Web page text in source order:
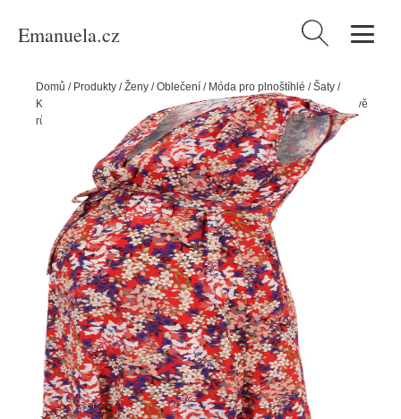
Emanuela.cz Vyhledávání
Domů / Produkty /Ženy /Oblečení / Móda pro plnoštíhlé /Šaty /
Košilové šaty
Šaty 'EMY' Envie de Fraise fialkově modrá / pastelově
růžová / světle červená / bílá